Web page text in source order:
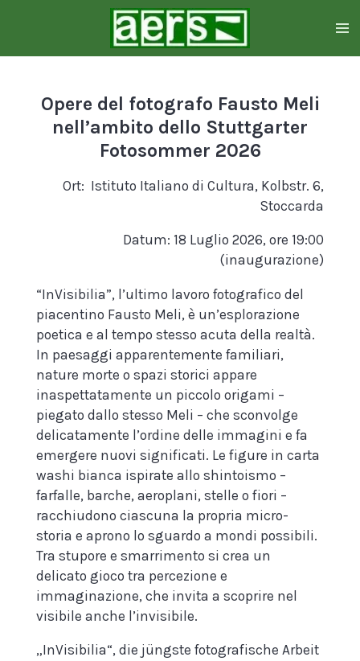
springen
Opere del fotografo Fausto Meli
nell’ambito dello Stuttgarter
Fotosommer 2026
Ort: Istituto Italiano di Cultura, Kolbstr. 6,
Stoccarda
Datum: 18 Luglio 2026, ore 19:00
(inaugurazione)
“InVisibilia”, l’ultimo lavoro fotografico del
piacentino Fausto Meli, è un’esplorazione
poetica e al tempo stesso acuta della realtà.
In paesaggi apparentemente familiari,
nature morte o spazi storici appare
inaspettatamente un piccolo origami –
piegato dallo stesso Meli – che sconvolge
delicatamente l’ordine delle immagini e fa
emergere nuovi significati. Le figure in carta
washi bianca ispirate allo shintoismo –
farfalle, barche, aeroplani, stelle o fiori –
racchiudono ciascuna la propria micro-
storia e aprono lo sguardo a mondi possibili.
Tra stupore e smarrimento si crea un
delicato gioco tra percezione e
immaginazione, che invita a scoprire nel
visibile anche l’invisibile.
„InVisibilia“, die jüngste fotografische Arbeit